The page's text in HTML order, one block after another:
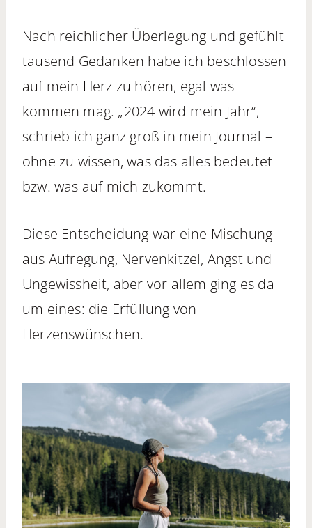
Nach reichlicher Überlegung und gefühlt
tausend Gedanken habe ich beschlossen
auf mein Herz zu hören, egal was
kommen mag. „2024 wird mein Jahr“,
schrieb ich ganz groß in mein Journal –
ohne zu wissen, was das alles bedeutet
bzw. was auf mich zukommt.
Diese Entscheidung war eine Mischung
aus Aufregung, Nervenkitzel, Angst und
Ungewissheit, aber vor allem ging es da
um eines: die Erfüllung von
Herzenswünschen.